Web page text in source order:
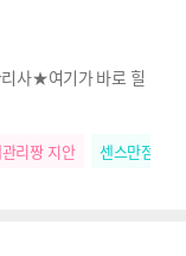
사★여기가 바로 힐
리짱 지안 센스만점 서아